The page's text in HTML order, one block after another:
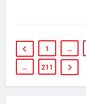
1 …
… 211